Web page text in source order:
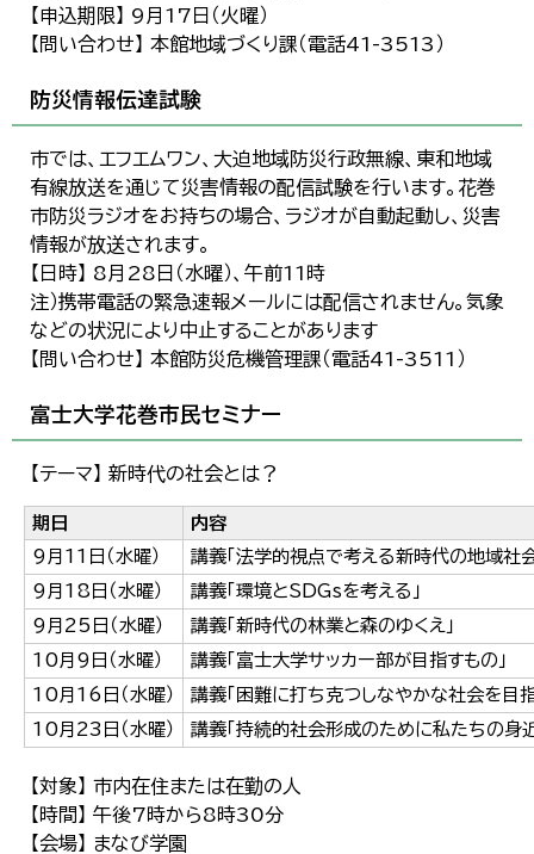
【申込期限】 9月17日（火曜）
【問い合わせ】 本館地域づくり課（電話41-3513）
防災情報伝達試験
市では、エフエムワン、大迫地域防災行政無線、東和地域
有線放送を通じて災害情報の配信試験を行います。花巻
市防災ラジオをお持ちの場合、ラジオが自動起動し、災害
情報が放送されます。
【日時】 8月28日（水曜）、午前11時
注）携帯電話の緊急速報メールには配信されません。気象
などの状況により中止することがあります
【問い合わせ】 本館防災危機管理課（電話41-3511）
富士大学花巻市民セミナー
【テーマ】 新時代の社会とは？
期日
内容
9月11日（水曜）
講義「法学的視点で考える新時代の地域社
9月18日（水曜）
講義「環境とSDGsを考える」
9月25日（水曜）
講義「新時代の林業と森のゆくえ」
10月9日（水曜）
講義「富士大学サッカー部が目指すもの」
10月16日（水曜）
講義「困難に打ち克つしなやかな社会を目指
10月23日（水曜）
講義「持続的社会形成のために私たちの身近
【対象】 市内在住または在勤の人
【時間】 午後7時から8時30分
【会場】 まなび学園